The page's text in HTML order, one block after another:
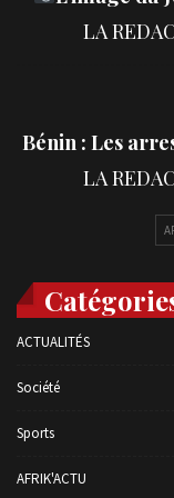
Bénin : Les
ACTUALITÉS
Société
Sports
AFRIK'ACTU